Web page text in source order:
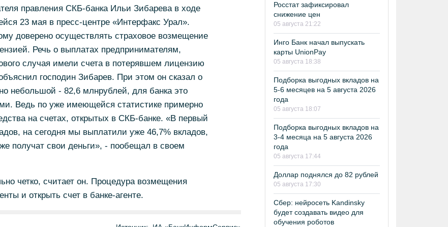
правления СКБ-банка Ильи Зибарева в ходе
23 мая в пресс-центре «Интерфакс Урал».
доверено осуществлять страховое возмещение
Речь о выплатах предпринимателям,
случая имели счета в потерявшем лицензию
господин Зибарев. При этом он сказал о
небольшой - 82,6 млнрублей, для банка это
Ведь по уже имеющейся статистике примерно
на счетах, открытых в СКБ-банке. «В первый
на сегодня мы выплатили уже 46,7% вкладов,
получат свои деньги», - пообещал в своем
четко, считает он. Процедура возмещения
и открыть счет в банке-агенте.
Росстат зафиксировал
снижение цен
05 августа 21:22
Инго Банк начал выпускать
карты UnionPay
05 августа 18:38
Подборка выгодных вкладов на
5-6 месяцев на 5 августа 2026
года
05 августа 18:07
Подборка выгодных вкладов на
3-4 месяца на 5 августа 2026
года
05 августа 17:44
Доллар поднялся до 82 рублей
05 августа 17:30
Сбер: нейросеть Kandinsky
будет создавать видео для
обучения роботов